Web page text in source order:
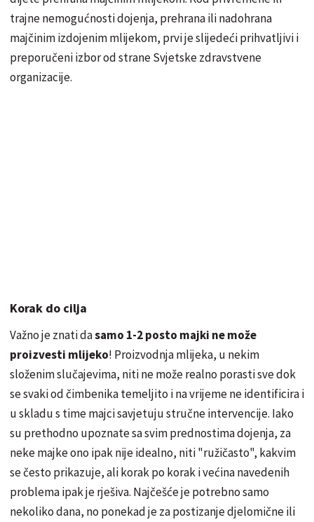
trajne nemogućnosti dojenja, prehrana ili nadohrana
majčinim izdojenim mlijekom, prvi je slijedeći prihvatljivi i
preporučeni izbor od strane Svjetske zdravstvene
organizacije.
Korak do cilja
Važno je znati dasamo 1-2 posto majki ne može
proizvesti mlijeko! Proizvodnja mlijeka, u nekim
složenim slučajevima, niti ne može realno porasti sve dok
se svaki od čimbenika temeljito i na vrijeme ne identificira i
u skladu s time majci savjetuju stručne intervencije. Iako
su prethodno upoznate sa svim prednostima dojenja, za
neke majke ono ipak nije idealno, niti "ružičasto", kakvim
se često prikazuje, ali korak po korak i većina navedenih
problema ipak je rješiva. Najčešće je potrebno samo
nekoliko dana, no ponekad je za postizanje djelomične ili